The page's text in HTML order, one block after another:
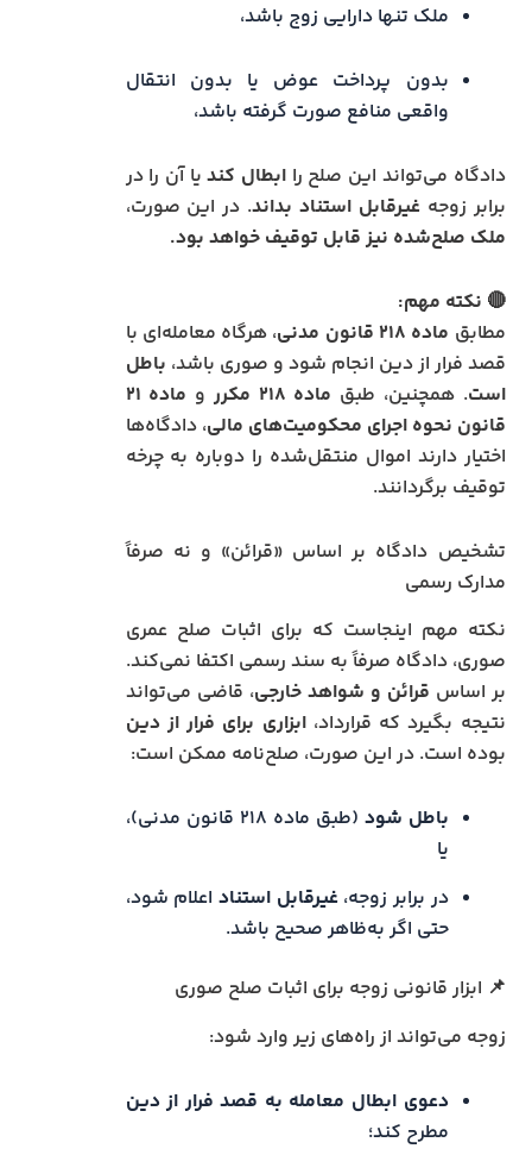
ملک تنها دارایی زوج باشد،
بدون پرداخت عوض یا بدون انتقال
واقعی منافع صورت گرفته باشد،
دادگاه می‌تواند این صلح را ابطال کندیا آن را در
برابر زوجهغیرقابل استناد بداند. در این صورت،
ملک صلح‌شده نیز قابل توقیف خواهد بود.
🔴 نکته مهم:
مطابق ماده ۲۱۸ قانون مدنی
، هرگاه معامله‌ای با
قصد فرار از دین انجام شود و صوری باشد، باطل
است. همچنین، طبق ماده ۲۱۸ مکرر و
ماده ۲۱
قانون نحوه اجرای محکومیت‌های مالی، دادگاه‌ها
اختیار دارند اموال منتقل‌شده را دوباره به چرخه
توقیف برگردانند.
تشخیص دادگاه بر اساس «قرائن» و نه صرفاً
مدارک رسمی
نکته مهم اینجاست که برای اثبات صلح عمری
صوری، دادگاه صرفاً به سند رسمی اکتفا نمی‌کند.
بر اساس قرائن و شواهد خارجی، قاضی می‌تواند
نتیجه بگیرد که قرارداد،ابزاری برای فرار از دین
بوده است. در این صورت، صلح‌نامه ممکن است:
باطل شود
(طبق ماده ۲۱۸ قانون مدنی)،
یا
در برابر زوجه،غیرقابل استناد اعلام شود،
حتی اگر به‌ظاهر صحیح باشد.
📌 ابزار قانونی زوجه برای اثبات صلح صوری
زوجه می‌تواند از راه‌های زیر وارد شود:
دعوی ابطال معامله به قصد فرار از دین
مطرح کند؛